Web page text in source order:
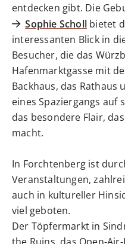
entdecken gibt. Die
Sophie Schollbietet
interessanten Blick in
Besucher, die das
Hafenmarktgasse mit
Backhaus, das
eines Spaziergangs auf
das besondere Flair,
macht.
In Forchtenberg ist
Veranstaltungen,
auch in kultureller
viel geboten.
Der Töpfermarkt in